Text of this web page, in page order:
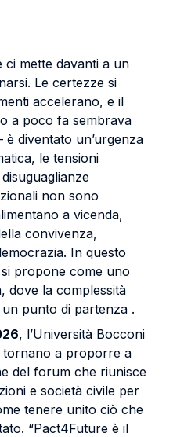
ci mette davanti a un
Le certezze si
accelerano, e il
a poco fa sembrava
diventato un’urgenza
le tensioni
non sono
a vicenda,
convivenza,
In questo
propone come uno
dove la complessità
punto di partenza .
, l’Università Bocconi
tornano a proporre a
del forum che riunisce
e società civile per
tenere unito ciò che
“Pact4Future è il